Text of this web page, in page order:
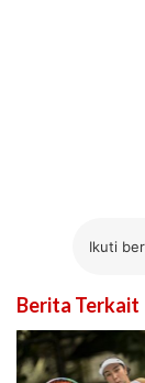
Ikuti
Berita Terkait